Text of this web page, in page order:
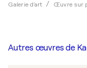
Galerie d'art Œuvre sur
Autres œuvres de